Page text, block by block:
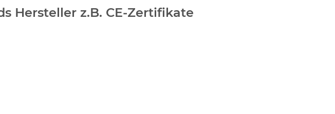
Hersteller z.B. CE-Zertifikate